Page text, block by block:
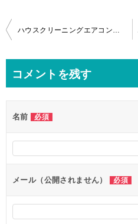
投
ビ
ー
シ
ョ
ン
ハウスクリーニングエアコンクリーニングどれくらいの頻度で依頼すればいいの？
コメントを残す
名前 必須
メール（公開されません） 必須